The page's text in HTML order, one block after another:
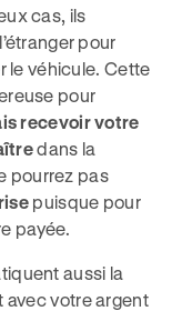
cas, ils
pour
le véhicule. Cette
pour
recevoir votre
dans la
pourrez pas
puisque pour
payée.
aussi la
avec votre argent